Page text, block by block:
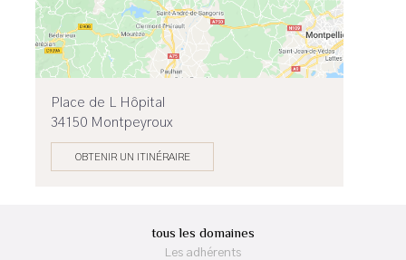
Place de L Hôpital
34150 Montpeyroux
OBTENIR UN ITINÉRAIRE
tous les domaines
Les adhérents